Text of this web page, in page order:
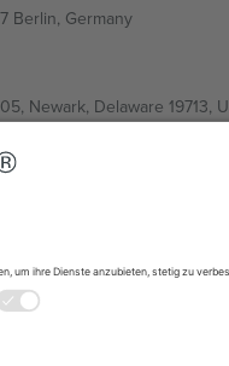
Berlin, Germany
Newark, Delaware 19713,
53-55, 1606 Sofia,
Norte, Cuauhtémoc, 06700